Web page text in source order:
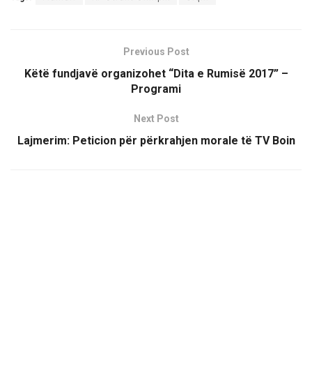
Previous Post
Këtë fundjavë organizohet “Dita e Rumisë 2017” –
Programi
Next Post
Lajmerim: Peticion për përkrahjen morale të TV Boin